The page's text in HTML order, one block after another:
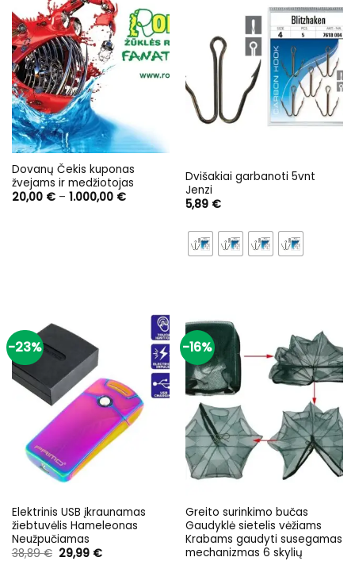
Dovanų Čekis kuponas
žvejams ir medžiotojas
20,00 € – 1.000,00 €Price
Dvišakiai garbanoti 5vnt
Jenzi
5,89 €
-23%
Elektrinis USB įkraunamas
žiebtuvėlis Hameleonas
Neužpučiamas
38,89€ Original
29,99 €Current
-16%
Greito surinkimo bučas
Gaudyklė sietelis vėžiams
Krabams gaudyti susegamas
mechanizmas 6 skylių